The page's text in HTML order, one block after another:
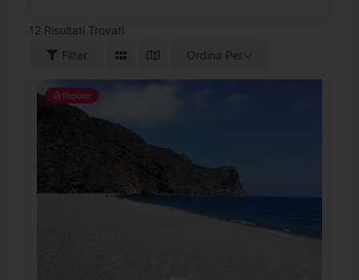
12 Risultati Trovati
Filter
Ordina Per
Popular